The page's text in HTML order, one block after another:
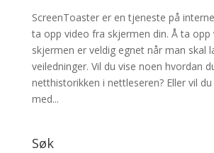
ScreenToaster er en tjeneste på
ta opp video fra skjermen din. Å ta opp
skjermen er veldig egnet når man skal
veiledninger. Vil du vise noen hvordan
netthistorikken i nettleseren? Eller vil
med...
Søk